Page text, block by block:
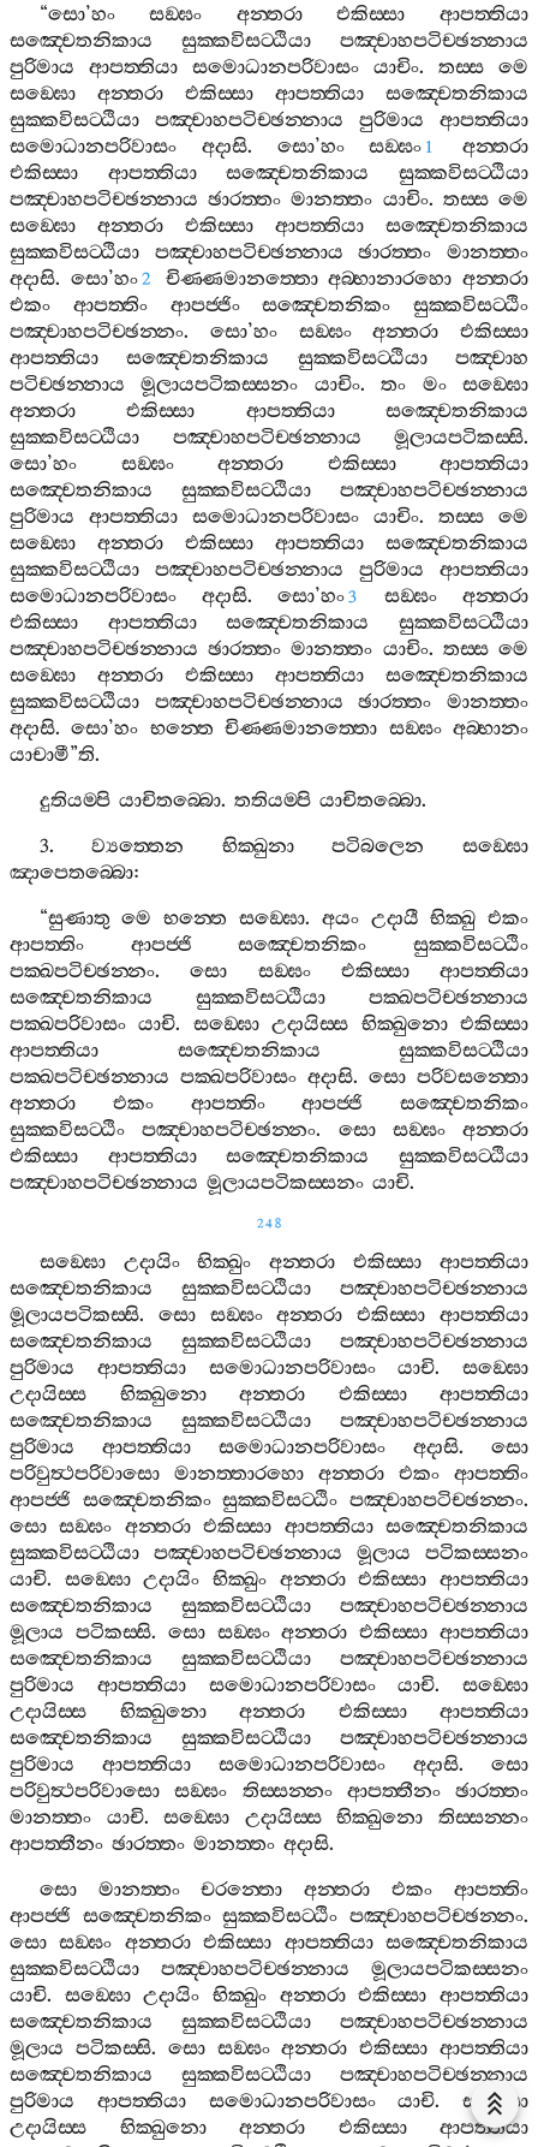
“සො’හං සඞ‍්ඝං අන‍්තරා එකිස‍්සා
ආපත‍්තියා
සඤ‍්චෙතනිකාය
සුක‍්කවිසට‍්ඨියා
පඤ‍්චාහපටිච‍්ඡන‍්නාය
පුරිමාය
ආපත‍්තියා සමොධානපරිවාසං යාචිං. තස‍්ස
මෙ
සඞ‍්ඝො
අන‍්තරා එකිස‍්සා ආපත‍්තියා
සඤ‍්චෙතනිකාය
සුක‍්කවිසට‍්ඨියා
පඤ‍්චාහපටිච‍්ඡන‍්නාය පුරිමාය
ආපත‍්තියා
සමොධානපරිවාසං
අදාසි. සො’හං සඞ‍්ඝං 1
අන‍්තරා
එකිස‍්සා
ආපත‍්තියා සඤ‍්චෙතනිකාය
සුක‍්කවිසට‍්ඨියා
පඤ‍්චාහපටිච‍්ඡන‍්නාය ඡාරත‍්තං මානත‍්තං යාචිං. තස‍්ස මෙ
සඞ‍්ඝො
අන‍්තරා එකිස‍්සා ආපත‍්තියා
සඤ‍්චෙතනිකාය
සුක‍්කවිසට‍්ඨියා
පඤ‍්චාහපටිච‍්ඡන‍්නාය ඡාරත‍්තං
මානත‍්තං
අදාසි. සො’හං2 චිණ‍්ණමානත‍්තො අබ‍්භානාරහො අන‍්තරා
එකං
ආපත‍්තිං ආපජ‍්ජිං සඤ‍්චෙතනිකං
සුක‍්කවිසට‍්ඨිං
පඤ‍්චාහපටිච‍්ඡන‍්නං. සො’හං සඞ‍්ඝං අන‍්තරා
එකිස‍්සා
ආපත‍්තියා
සඤ‍්චෙතනිකාය සුක‍්කවිසට‍්ඨියා
පඤ‍්චාහ
පටිච‍්ඡන‍්නාය
මූලායපටිකස‍්සනං යාචිං.තං මං
සඞ‍්ඝො
අන‍්තරා
එකිස‍්සා ආපත‍්තියා
සඤ‍්චෙතනිකාය
සුක‍්කවිසට‍්ඨියා
පඤ‍්චාහපටිච‍්ඡන‍්නාය මූලායපටිකස‍්සි.
සො’හං සඞ‍්ඝං අන‍්තරා එකිස‍්සා
ආපත‍්තියා
සඤ‍්චෙතනිකාය
සුක‍්කවිසට‍්ඨියා
පඤ‍්චාහපටිච‍්ඡන‍්නාය
පුරිමාය
ආපත‍්තියා සමොධානපරිවාසං යාචිං. තස‍්ස
මෙ
සඞ‍්ඝො
අන‍්තරා එකිස‍්සා ආපත‍්තියා
සඤ‍්චෙතනිකාය
සුක‍්කවිසට‍්ඨියා
පඤ‍්චාහපටිච‍්ඡන‍්නාය පුරිමාය
ආපත‍්තියා
සමොධානපරිවාසං
අදාසි. සො’හං 3 සඞ‍්ඝං
අන‍්තරා
එකිස‍්සා
ආපත‍්තියා සඤ‍්චෙතනිකාය
සුක‍්කවිසට‍්ඨියා
පඤ‍්චාහපටිච‍්ඡන‍්නාය ඡාරත‍්තං මානත‍්තං යාචිං. තස‍්ස මෙ
සඞ‍්ඝො
අන‍්තරා එකිස‍්සා ආපත‍්තියා
සඤ‍්චෙතනිකාය
සුක‍්කවිසට‍්ඨියා
පඤ‍්චාහපටිච‍්ඡන‍්නාය ඡාරත‍්තං
මානත‍්තං
අදාසි.සො’හං භන‍්තෙ චිණ‍්ණමානත‍්තො සඞ‍්ඝං අබ‍්භානං
යාචාමී”ති.
දුතියම‍්පි යාචිතබ‍්බො. තතියම‍්පි යාචිතබ‍්බො.
3.ව්‍යත‍්තෙන භික‍්ඛුනා පටිබලෙන
සඞ‍්ඝො
ඤාපෙතබ‍්බො:
“සුණාතු මෙ භන‍්තෙ සඞ‍්ඝො. අයං උදායී භික‍්ඛු එකං
ආපත‍්තිං
ආපජ‍්ජි සඤ‍්චෙතනිකං
සුක‍්කවිසට‍්ඨිං
පක‍්ඛපටිච‍්ඡන‍්නං.සො සඞ‍්ඝං එකිස‍්සා
ආපත‍්තියා
සඤ‍්චෙතනිකාය
සුක‍්කවිසට‍්ඨියා
පක‍්ඛපටිච‍්ඡන‍්නාය
පක‍්ඛපරිවාසං යාචි. සඞ‍්ඝො උදායිස‍්ස භික‍්ඛුනො එකිස‍්සා
ආපත‍්තියා
සඤ‍්චෙතනිකාය
සුක‍්කවිසට‍්ඨියා
පක‍්ඛපටිච‍්ඡන‍්නාය පක‍්ඛපරිවාසං අදාසි. සො පරිවසන‍්තො
අන‍්තරා
එකං ආපත‍්තිං ආපජ‍්ජි
සඤ‍්චෙතනිකං
සුක‍්කවිසට‍්ඨිං
පඤ‍්චාහපටිච‍්ඡන‍්නං. සො සඞ‍්ඝං
අන‍්තරා
එකිස‍්සා
ආපත‍්තියා සඤ‍්චෙතනිකාය
සුක‍්කවිසට‍්ඨියා
පඤ‍්චාහපටිච‍්ඡන‍්නාය මූලායපටිකස‍්සනං යාචි.
248
සඞ‍්ඝො උදායිං භික‍්ඛුං අන‍්තරා එකිස‍්සා
ආපත‍්තියා
සඤ‍්චෙතනිකාය
සුක‍්කවිසට‍්ඨියා
පඤ‍්චාහපටිච‍්ඡන‍්නාය
මූලායපටිකස‍්සි. සො සඞ‍්ඝං අන‍්තරා එකිස‍්සා
ආපත‍්තියා
සඤ‍්චෙතනිකාය
සුක‍්කවිසට‍්ඨියා
පඤ‍්චාහපටිච‍්ඡන‍්නාය
පුරිමාය
ආපත‍්තියා සමොධානපරිවාසං යාචි. සඞ‍්ඝො
උදායිස‍්ස
භික‍්ඛුනො අන‍්තරා එකිස‍්සා
ආපත‍්තියා
සඤ‍්චෙතනිකාය
සුක‍්කවිසට‍්ඨියා
පඤ‍්චාහපටිච‍්ඡන‍්නාය
පුරිමාය
ආපත‍්තියා සමොධානපරිවාසං අදාසි. සො
පරිවුත්‍ථපරිවාසො
මානත‍්තාරහො අන‍්තරා එකං
ආපත‍්තිං
ආපජ‍්ජි සඤ‍්චෙතනිකං සුක‍්කවිසට‍්ඨිං පඤ‍්චාහපටිච‍්ඡන‍්නං.
සො සඞ‍්ඝං අන‍්තරා එකිස‍්සා ආපත‍්තියා සඤ‍්චෙතනිකාය
සුක‍්කවිසට‍්ඨියා
පඤ‍්චාහපටිච‍්ඡන‍්නාය මූලාය
පටිකස‍්සනං
යාචි. සඞ‍්ඝො උදායිං භික‍්ඛුං අන‍්තරා එකිස‍්සා ආපත‍්තියා
සඤ‍්චෙතනිකාය
සුක‍්කවිසට‍්ඨියා
පඤ‍්චාහපටිච‍්ඡන‍්නාය
මූලාය පටිකස‍්සි. සො සඞ‍්ඝං අන‍්තරා එකිස‍්සා ආපත‍්තියා
සඤ‍්චෙතනිකාය
සුක‍්කවිසට‍්ඨියා
පඤ‍්චාහපටිච‍්ඡන‍්නාය
පුරිමාය
ආපත‍්තියා සමොධානපරිවාසං යාචි. සඞ‍්ඝො
උදායිස‍්ස
භික‍්ඛුනො අන‍්තරා එකිස‍්සා
ආපත‍්තියා
සඤ‍්චෙතනිකාය
සුක‍්කවිසට‍්ඨියා
පඤ‍්චාහපටිච‍්ඡන‍්නාය
පුරිමාය
ආපත‍්තියා සමොධානපරිවාසං අදාසි. සො
පරිවුත්‍ථපරිවාසො
සඞ‍්ඝං තිස‍්සන‍්නං ආපත‍්තීනං
ඡාරත‍්තං
මානත‍්තං
යාචි.සඞ‍්ඝො උදායිස‍්ස භික‍්ඛුනො
තිස‍්සන‍්නං
ආපත‍්තීනං ඡාරත‍්තං මානත‍්තං අදාසි.
සො
මානත‍්තං චරන‍්තො අන‍්තරා එකං
ආපත‍්තිං
ආපජ‍්ජි සඤ‍්චෙතනිකං සුක‍්කවිසට‍්ඨිං පඤ‍්චාහපටිච‍්ඡන‍්නං.
සො සඞ‍්ඝං අන‍්තරා එකිස‍්සා ආපත‍්තියා සඤ‍්චෙතනිකාය
සුක‍්කවිසට‍්ඨියා
පඤ‍්චාහපටිච‍්ඡන‍්නාය
මූලායපටිකස‍්සනං
යාචි. සඞ‍්ඝො උදායිං භික‍්ඛුං අන‍්තරා එකිස‍්සා ආපත‍්තියා
සඤ‍්චෙතනිකාය
සුක‍්කවිසට‍්ඨියා
පඤ‍්චාහපටිච‍්ඡන‍්නාය
මූලාය පටිකස‍්සි. සො සඞ‍්ඝං අන‍්තරා එකිස‍්සා ආපත‍්තියා
සඤ‍්චෙතනිකාය
සුක‍්කවිසට‍්ඨියා
පඤ‍්චාහපටිච‍්ඡන‍්නාය
පුරිමාය
ආපත‍්තියා සමොධානපරිවාසං යාචි. සඞ‍්ඝො
උදායිස‍්ස
භික‍්ඛුනො අන‍්තරා එකිස‍්සා
ආපත‍්තියා